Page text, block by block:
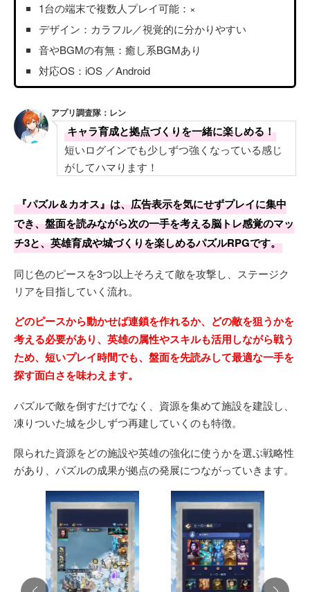
1台の端末で複数人プレイ可能：×
デザイン：カラフル／視覚的に分かりやすい
音やBGMの有無：癒し系BGMあり
対応OS：iOS ／Android
アプリ調査隊：レン
キャラ育成と拠点づくりを一緒に楽しめる！
短いログインでも少しずつ強くなっている感じ
がしてハマります！
『パズル＆カオス』は、広告表示を気にせずプレイに集中
でき、盤面を読みながら次の一手を考える脳トレ感覚のマッ
チ3と、英雄育成や城づくりを楽しめるパズルRPGです。
同じ色のピースを3つ以上そろえて敵を攻撃し、ステージク
リアを目指していく流れ。
どのピースから動かせば連鎖を作れるか、どの敵を狙うかを
考える必要があり、英雄の属性やスキルも活用しながら戦う
ため、短いプレイ時間でも、盤面を先読みして最適な一手を
探す面白さを味わえます。
パズルで敵を倒すだけでなく、資源を集めて施設を建設し、
凍りついた城を少しずつ再建していくのも特徴。
限られた資源をどの施設や英雄の強化に使うかを選ぶ戦略性
があり、パズルの成果が拠点の発展につながっていきます。